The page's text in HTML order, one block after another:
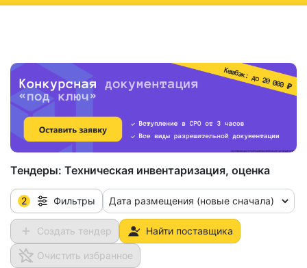
Тендеры: Техническая инвентаризация, оценка
2 Фильтры Дата размещения (новые сначала)
Создать тендер Найти поставщика
Очистить избранное